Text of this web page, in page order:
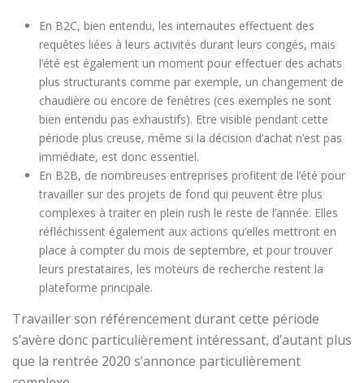
En B2C, bien entendu, les internautes effectuent des
requêtes liées à leurs activités durant leurs congés, mais
l’été est également un moment pour effectuer des achats
plus structurants comme par exemple, un changement de
chaudière ou encore de fenêtres (ces exemples ne sont
bien entendu pas exhaustifs). Etre visible pendant cette
période plus creuse, même si la décision d’achat n’est pas
immédiate, est donc essentiel.
En B2B, de nombreuses entreprises profitent de l’été pour
travailler sur des projets de fond qui peuvent être plus
complexes à traiter en plein rush le reste de l’année. Elles
réfléchissent également aux actions qu’elles mettront en
place à compter du mois de septembre, et pour trouver
leurs prestataires, les moteurs de recherche restent la
plateforme principale.
Travailler son référencement durant cette période
s’avère donc particulièrement intéressant, d’autant plus
que la rentrée 2020 s’annonce particulièrement